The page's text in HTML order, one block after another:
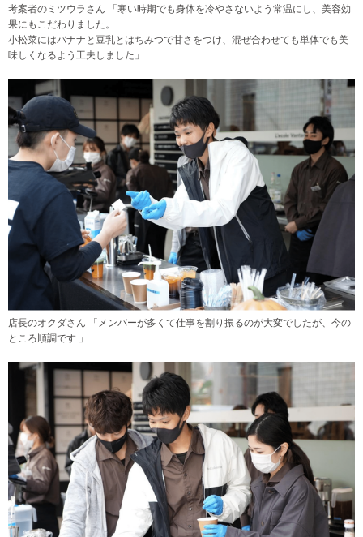
考案者のミツウラさん 「寒い時期でも身体を冷やさないよう常温にし、美容効
果にもこだわりました。
小松菜にはバナナと豆乳とはちみつで甘さをつけ、混ぜ合わせても単体でも美
味しくなるよう工夫しました」
店長のオクダさん 「メンバーが多くて仕事を割り振るのが大変でしたが、今の
ところ順調です 」